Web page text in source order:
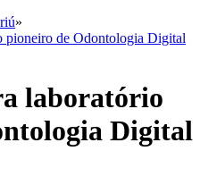
»
pioneiro de Odontologia Digital
laboratório
Digital